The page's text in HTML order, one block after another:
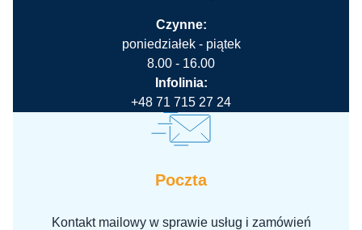
Czynne:
poniedziałek - piątek
8.00 - 16.00
Infolinia:
+48 71 715 27 24
Poczta
Kontakt mailowy w sprawie usług i zamówień